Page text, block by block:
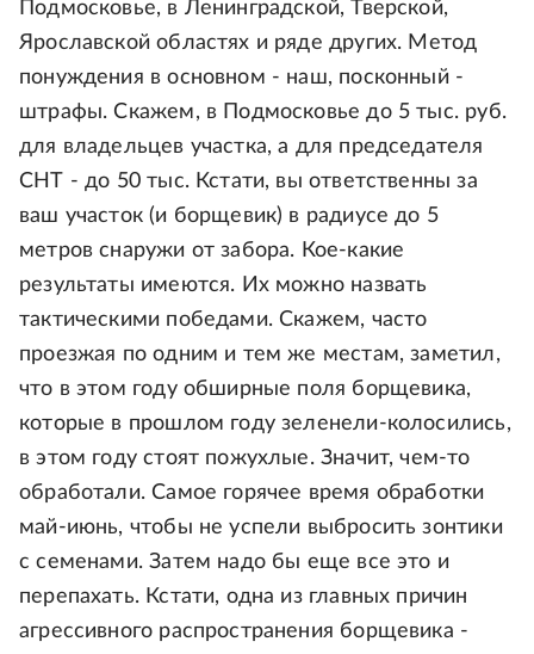
Подмосковье, в Ленинградской, Тверской,
Ярославской областях и ряде других. Метод
понуждения в основном - наш, посконный -
штрафы. Скажем, в Подмосковье до 5 тыс. руб.
для владельцев участка, а для председателя
СНТ - до 50 тыс. Кстати, вы ответственны за
ваш участок (и борщевик) в радиусе до 5
метров снаружи от забора. Кое-какие
результаты имеются. Их можно назвать
тактическими победами. Скажем, часто
проезжая по одним и тем же местам, заметил,
что в этом году обширные поля борщевика,
которые в прошлом году зеленели-колосились,
в этом году стоят пожухлые. Значит, чем-то
обработали. Самое горячее время обработки
май-июнь, чтобы не успели выбросить зонтики
с семенами. Затем надо бы еще все это и
перепахать. Кстати, одна из главных причин
агрессивного распространения борщевика -